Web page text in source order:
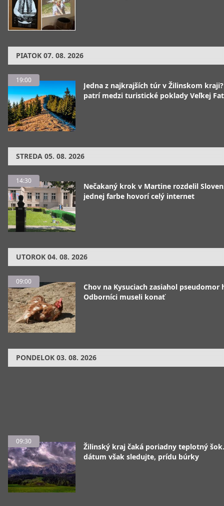
PIATOK 07. 08. 2026
19:00
Jedna z najkrajších túr v Žilinskom
patrí medzi turistické poklady Veľkej
STREDA 05. 08. 2026
14:30
Nečakaný krok v Martine rozdelil
jednej farbe hovorí celý internet
UTOROK 04. 08. 2026
09:00
Chov na Kysuciach zasiahol pseudomor
Odborníci museli konať
PONDELOK 03. 08. 2026
09:30
Žilinský kraj čaká poriadny teplotný
dátum však sledujte, prídu búrky